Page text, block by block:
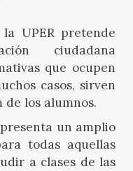
UPER pretende
ciudadana
que ocupen
casos, sirven
los alumnos.
un amplio
todas aquellas
a clases de las